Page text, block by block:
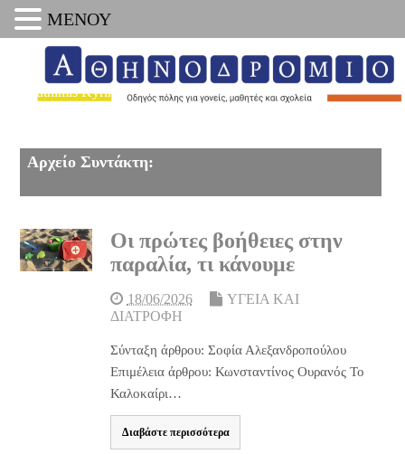
Αρχείο Συντάκτη:
Euthimis Kyrikos
Οι πρώτες βοήθειες στην
παραλία, τι κάνουμε
18/06/2026
ΥΓΕΙΑ ΚΑΙ
ΔΙΑΤΡΟΦΗ
Σύνταξη άρθρου: Σοφία Αλεξανδροπούλου
Επιμέλεια άρθρου: Κωνσταντίνος Ουρανός Το
Καλοκαίρι…
Διαβάστε περισσότερα
ΜΕΝΟΥ